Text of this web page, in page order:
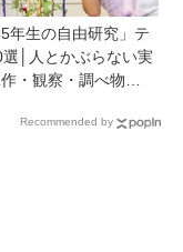
5年生の自由研究」テ
選│人とかぶらない実
・観察・調べ物の
Recommended by